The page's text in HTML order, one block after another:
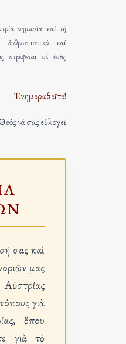
σημασία καί τή
ἀνθρωπιστικό καί
στρέφεται σέ ἐσᾶς
Ἐνημερωθεῖτε!
νά σᾶς εὐλογεῖ
σας καὶ
μας
γιὰ
ὅπου
γιὰ τὸ